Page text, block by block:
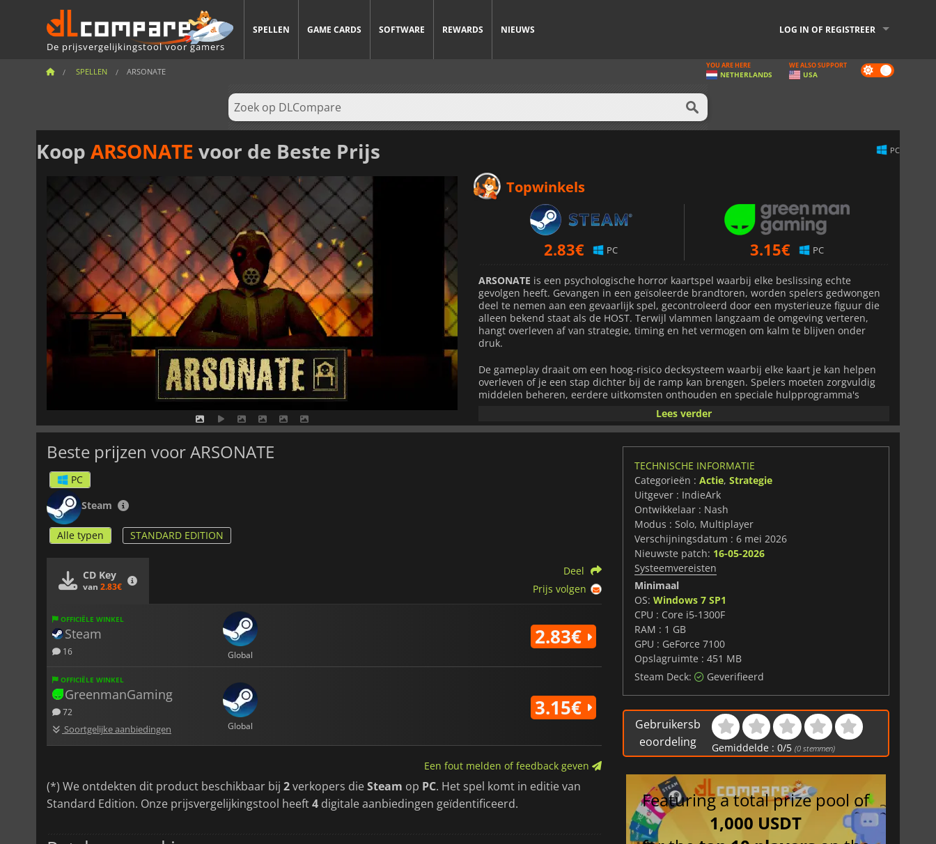
De prijsvergelijkingstool voor gamers
SPELLEN GAME CARDS SOFTWARE REWARDS NIEUWS LOG IN OF REGISTREER
SPELLEN ARSONATE Dark
mode
YOU ARE HERE
NETHERLANDS
WE ALSO SUPPORT
USA
Koop ARSONATE voor de Beste Prijs PC
Topwinkels
2.83€ PC 3.15€ PC
ARSONATE is een psychologische horror kaartspel waarbij elke beslissing echte
gevolgen heeft. Gevangen in een geïsoleerde brandtoren, worden spelers gedwongen
deel te nemen aan een gevaarlijk spel, gecontroleerd door een mysterieuze figuur die
alleen bekend staat als de HOST. Terwijl vlammen langzaam de omgeving verteren,
hangt overleven af van strategie, timing en het vermogen om kalm te blijven onder
druk.
De gameplay draait om een hoog-risico decksysteem waarbij elke kaart je kan helpen
overleven of je een stap dichter bij de ramp kan brengen. Spelers moeten zorgvuldig
middelen beheren, eerdere uitkomsten onthouden en speciale hulpprogramma's
gebruiken om het spel in hun voordeel te manipuleren. Terwijl het vuur zich verspreidt
en de spanning stijgt, wordt elke beurt onvoorspelbaarder.
Door sfeervolle horror te combineren met tactische besluitvorming, creëertARSONATE
verontrustende ontmoetingen en escalerende gevaar dwingen spelers om meerdere
zetten vooruit te denken terwijl ze de verontrustende geheimen ontdekken die zich in
Met meerdere eindes, een meeslepende first-person presentatie en intense
ARSONATEeen unieke horrorervaring.
Lees verder
Beste prijzen voor ARSONATE
PC
Steam
Alle typen STANDARD EDITION
CD Key
van 2.83€
Deel
Prijs volgen
OFFICIËLE WINKEL
Steam
16 Global
2.83€
OFFICIËLE WINKEL
GreenmanGaming
72
Soortgelijke aanbiedingen Global
3.15€
Een fout melden of feedback geven
(*) We ontdekten dit product beschikbaar bij 2verkopers dieSteam op PC. Het spel komt in editie van
Standard Edition. Onze prijsvergelijkingstool heeft4 digitale aanbiedingen geïdentificeerd.
TECHNISCHE INFORMATIE
Categorieën : Actie, Strategie
Uitgever : IndieArk
Ontwikkelaar : Nash
Modus : Solo, Multiplayer
Verschijningsdatum : 6 mei 2026
Nieuwste patch: 16-05-2026
Systeemvereisten
Minimaal
OS: Windows 7 SP1
CPU : Core i5-1300F
RAM : 1 GB
GPU : GeForce 7100
Opslagruimte : 451 MB
Steam Deck:
Geverifieerd
Gebruikersb
eoordeling
Gemiddelde :0/5 (0 stemmen)
Featuring a total prize pool of
1,000 USDT